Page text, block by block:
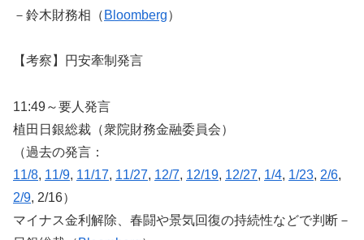
－鈴木財務相（ Bloomberg）
【考察】円安牽制発言
11:49～要人発言
植田日銀総裁（衆院財務金融委員会）
（過去の発言：
11/8, 11/9, 11/17, 11/27, 12/7, 12/19, 12/27, 1/4, 1/23, 2/6,
2/9, 2/16）
マイナス金利解除、春闘や景気回復の持続性などで判断－